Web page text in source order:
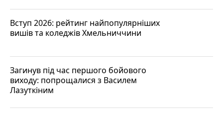
Вступ 2026: рейтинг найпопулярніших
вишів та коледжів Хмельниччини
Загинув під час першого бойового
виходу: попрощалися з Василем
Лазуткіним